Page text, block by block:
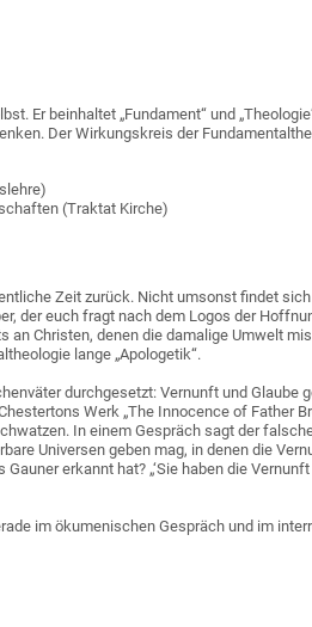
Er beinhaltet „Fundament“ und
Der Wirkungskreis der
(Traktat Kirche)
Zeit zurück. Nicht umsonst findet sich
der euch fragt nach dem Logos der
Christen, denen die damalige Umwelt
lange „Apologetik“.
durchgesetzt: Vernunft und Glaube
Werk „The Innocence of Father
In einem Gespräch sagt der
Universen geben mag, in denen die
erkannt hat? „‘Sie haben die
im ökumenischen Gespräch und im